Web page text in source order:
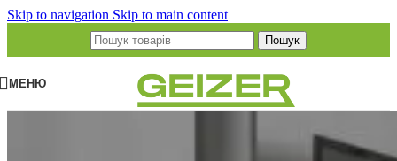
Skip to navigation Skip to main content
Пошук
МЕНЮ